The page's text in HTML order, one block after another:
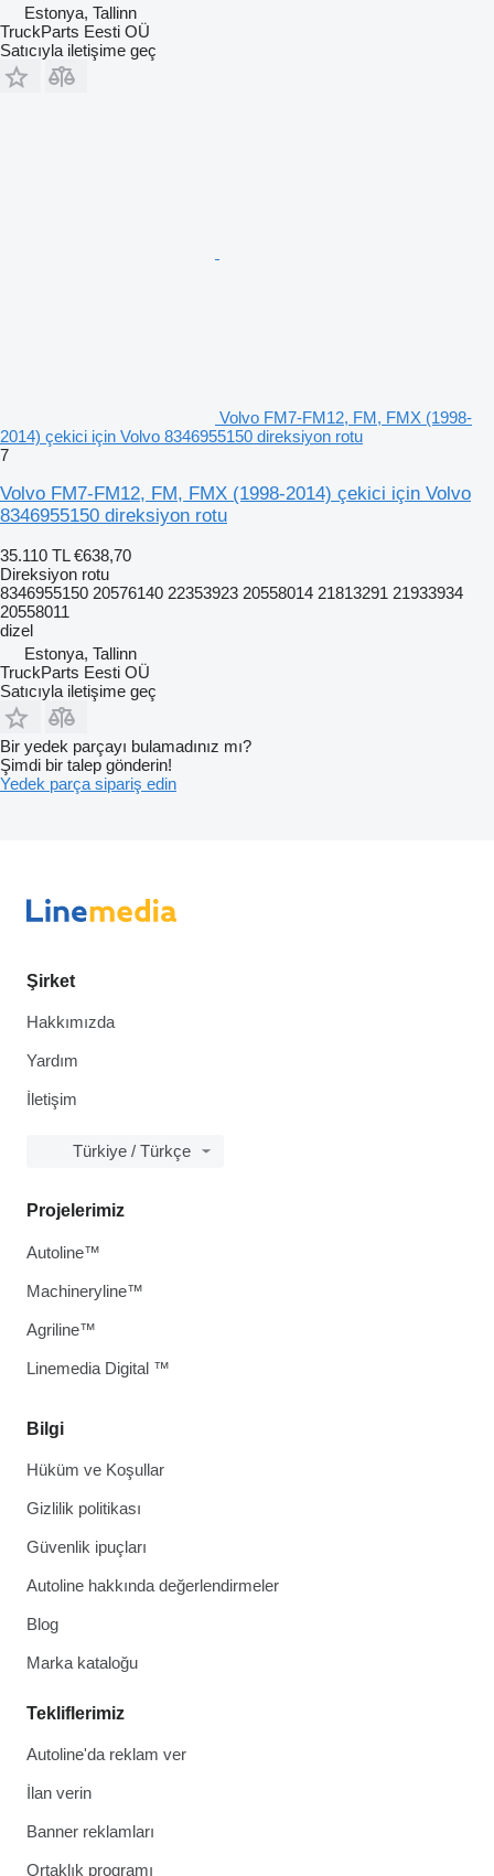
Estonya, Tallinn
TruckParts Eesti OÜ
Satıcıyla iletişime geç
Volvo FM7-FM12, FM, FMX (1998-
2014) çekici için Volvo 8346955150 direksiyon rotu
7
Volvo FM7-FM12, FM, FMX (1998-2014) çekici için Volvo
8346955150 direksiyon rotu
35.110 TL €638,70
Direksiyon rotu
8346955150 20576140 22353923 20558014 21813291 21933934
20558011
dizel
Estonya, Tallinn
TruckParts Eesti OÜ
Satıcıyla iletişime geç
Bir yedek parçayı bulamadınız mı?
Şimdi bir talep gönderin!
Yedek parça sipariş edin
Şirket
Hakkımızda
Yardım
İletişim
Türkiye / Türkçe
Bilgi
Hüküm ve Koşullar
Gizlilik politikası
Güvenlik ipuçları
Autoline hakkında değerlendirmeler
Blog
Marka kataloğu
Tekliflerimiz
Autoline'da reklam ver
İlan verin
Banner reklamları
Ortaklık programı
Projelerimiz
Autoline™
Machineryline™
Agriline™
Linemedia Digital ™